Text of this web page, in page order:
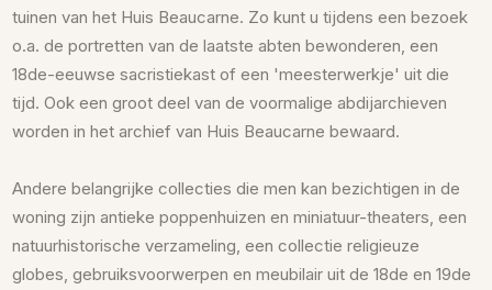
tuinen van het Huis Beaucarne. Zo kunt u tijdens een bezoek
o.a. de portretten van de laatste abten bewonderen, een
18de-eeuwse sacristiekast of een 'meesterwerkje' uit die
tijd. Ook een groot deel van de voormalige abdijarchieven
worden in het archief van Huis Beaucarne bewaard.
Andere belangrijke collecties die men kan bezichtigen in de
woning zijn antieke poppenhuizen en miniatuur-theaters, een
natuurhistorische verzameling, een collectie religieuze
globes, gebruiksvoorwerpen en meubilair uit de 18de en 19de